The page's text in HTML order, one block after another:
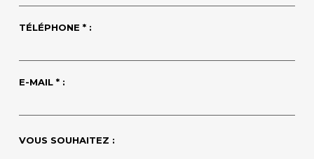
TÉLÉPHONE * :
E-MAIL * :
VOUS SOUHAITEZ :